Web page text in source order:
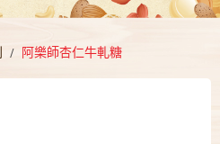
阿樂師杏仁牛軋糖